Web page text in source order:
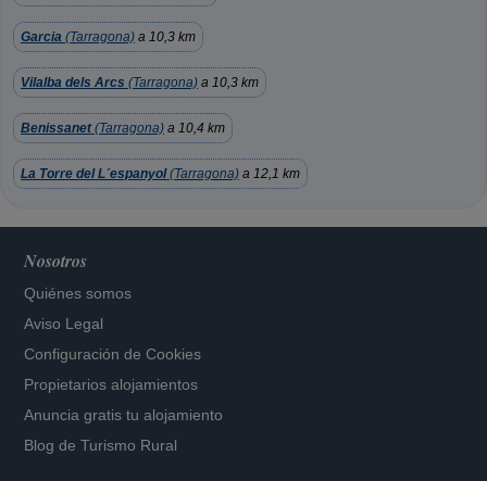
Garcia (Tarragona) a 10,3 km
Vilalba dels Arcs (Tarragona) a 10,3 km
Benissanet(Tarragona) a 10,4 km
La Torre del L´espanyol(Tarragona) a 12,1 km
Nosotros
Quiénes somos
Aviso Legal
Configuración de Cookies
Propietarios alojamientos
Anuncia gratis tu alojamiento
Blog de Turismo Rural